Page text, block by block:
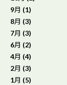
9月 (1)
8月 (3)
7月 (3)
6月 (2)
4月 (4)
2月 (3)
1月 (5)